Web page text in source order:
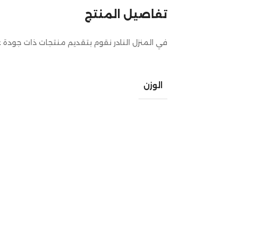
تفاصيل المنتج
في المنزل النادر نقوم بتقديم منتجات ذات
الوزن